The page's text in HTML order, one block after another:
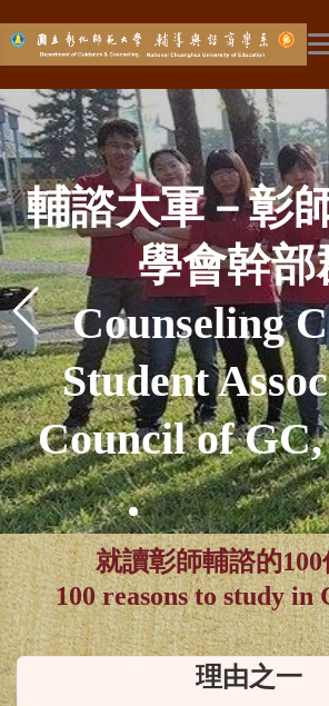
環境最美－號
森林彰化
Gorgeous
in GC,
彰師輔諮－台
作發源
GC,
Counseling
in
EAP學程－成
工的溫暖
Employee
Program
Warm Sun
輔諮大軍－彰
學會幹部
Counseling
Student
Council of
系所社會
Department
學術重鎮-本土
與本土諮商
Academic
Indigenous
Sciences and
Counseling
全國高中生輔
涯與生涯的探
GC, NCUE
Camp - First
Exploring
Career &
全台唯一－婚
治療專
The Only in
Marriage and
Therapy
設備最好－量
專業系
Top
Department
GC,
探索未來—華
究中心
Helper of
Chinese
Career
彰師輔諮－比
GC, NCUE,
Frequent
Various
全國最強－輔
師資陣
The Best
Counseling
Lineup
彰師輔諮－媒
GC, NCUE,
Favorite to
網路成癮－媒
News Reports
Research on
彰師輔諮新生
來自彰師輔諮
迎
GC, NCUE
Camp - A
Welcome
NCUE!
社工學程－輔
社會工作知
Social Worker
- Combined
Guidance,
and Social
加入師培—成
作者
Join Teacher
—Being a
飛越五十-彰師
五十周
GC,
環境最美－號
森林彰化
Gorgeous
in GC,
彰師輔諮－台
作發源
GC,
Counseling
in
就讀彰師輔諮的
100 reasons to study in
理由之一